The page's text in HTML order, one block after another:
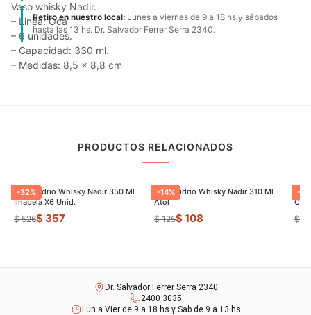
Retiro en nuestro local: Lunes a viernes de 9 a 18 hs y sábados
hasta las 13 hs. Dr. Salvador Ferrer Serra 2340.
Vaso whisky Nadir.
– Linea: Oca
– 6 unidades.
– Capacidad: 330 ml.
– Medidas: 8,5 x 8,8 cm
PRODUCTOS RELACIONADOS
-32%
Vaso Vidrio Whisky Nadir 350 Ml
Ilhabela X6 Unid.
$ 526$ 357
-14%
Vaso Vidrio Whisky Nadir 310 Ml
Atol
$ 125$ 108
-
$
Dr. Salvador Ferrer Serra 2340
2400 3035
Lun a Vier de 9 a 18 hs y Sab de 9 a 13 hs